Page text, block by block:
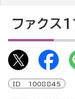
ファクス
ID 1008845